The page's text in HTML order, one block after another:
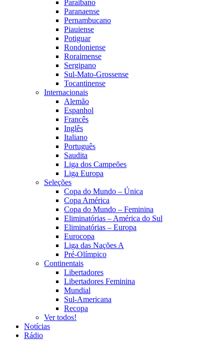
Paraibano
Paranaense
Pernambucano
Piauiense
Potiguar
Rondoniense
Roraimense
Sergipano
Sul-Mato-Grossense
Tocantinense
Internacionais
Alemão
Espanhol
Francês
Inglês
Italiano
Português
Saudita
Liga dos Campeões
Liga Europa
Seleções
Copa do Mundo – Única
Copa América
Copa do Mundo – Feminina
Eliminatórias – América do Sul
Eliminatórias – Europa
Eurocopa
Liga das Nações A
Pré-Olímpico
Continentais
Libertadores
Libertadores Feminina
Mundial
Sul-Americana
Recopa
Ver todos!
Notícias
Rádio